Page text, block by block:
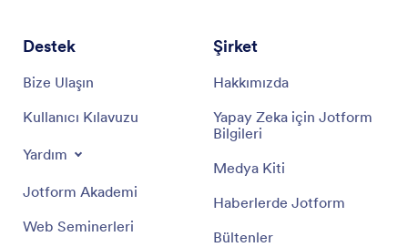
Destek
Bize Ulaşın
Kullanıcı Kılavuzu
Yardım
Jotform Akademi
Web Seminerleri
Şirket
Hakkımızda
Yapay Zeka için Jotform
Bilgileri
Medya Kiti
Haberlerde Jotform
Bültenler